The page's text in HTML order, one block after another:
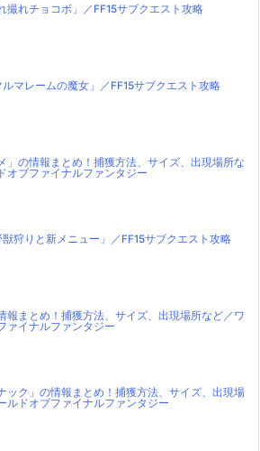
撮れチョコボ」／FF15サブクエスト攻略
マレームの魔女」／FF15サブクエスト攻略
」の情報まとめ！捕獲方法、サイズ、出現場所な
オブファイナルファンタジー
狩りと新メニュー」／FF15サブクエスト攻略
報まとめ！捕獲方法、サイズ、出現場所など／ワ
ァイナルファンタジー
ック」の情報まとめ！捕獲方法、サイズ、出現場
ルドオブファイナルファンタジー